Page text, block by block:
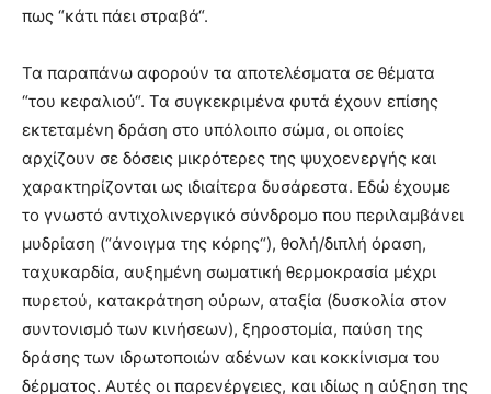
πως “κάτι πάει στραβά“.
Τα παραπάνω αφορούν τα αποτελέσματα σε θέματα
“του κεφαλιού“. Τα συγκεκριμένα φυτά έχουν επίσης
εκτεταμένη δράση στο υπόλοιπο σώμα, οι οποίες
αρχίζουν σε δόσεις μικρότερες της ψυχοενεργής και
χαρακτηρίζονται ως ιδιαίτερα δυσάρεστα. Εδώ έχουμε
το γνωστό αντιχολινεργικό σύνδρομο που περιλαμβάνει
μυδρίαση (“άνοιγμα της κόρης“), θολή/διπλή όραση,
ταχυκαρδία, αυξημένη σωματική θερμοκρασία μέχρι
πυρετού, κατακράτηση ούρων, αταξία (δυσκολία στον
συντονισμό των κινήσεων), ξηροστομία, παύση της
δράσης των ιδρωτοποιών αδένων και κοκκίνισμα του
δέρματος. Αυτές οι παρενέργειες, και ιδίως η αύξηση της